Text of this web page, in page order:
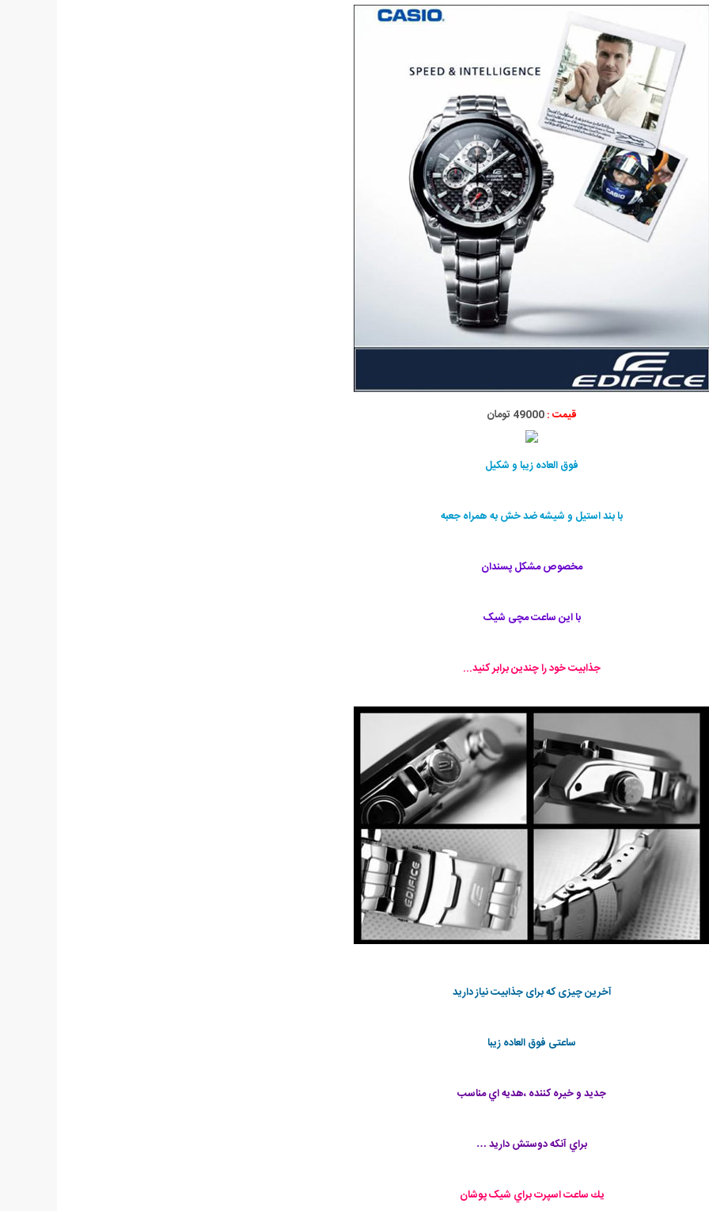
قیمت :49000 تومان
فوق العاده زیبا و شکیل
با بند استیل و شیشه ضد خش به همراه جعبه
مخصوص مشکل پسندان
با این ساعت مچی شیک
جذابیت خود را چندین برابر کنید...
آخرین چیزی که برای جذابیت نیاز دارید
ساعتی فوق العاده زیبا
جدید و خیره کننده ،هديه اي مناسب
براي آنكه دوستش داريد …
يك ساعت اسپرت براي شیک پوشان